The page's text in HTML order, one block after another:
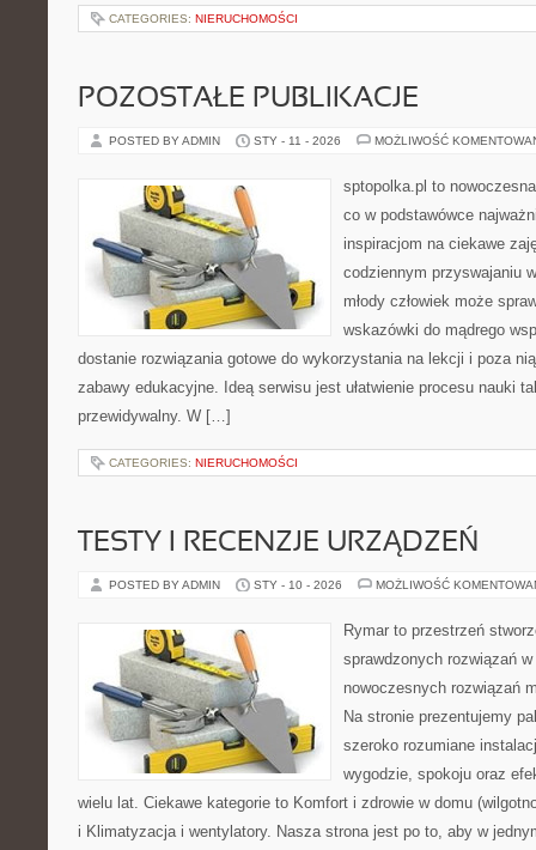
CATEGORIES: NIERUCHOMOŚCI
POZOSTAŁE PUBLIKACJE
POSTED BY ADMIN STY - 11 - 2026 MOŻLIWOŚĆ
sptopolka.pl to
co w podstawówce
inspiracjom na ciekawe
codziennym przyswajaniu
młody człowiek może
wskazówki do mądrego
dostanie rozwiązania gotowe do wykorzystania na lekcji i poza
zabawy edukacyjne. Ideą serwisu jest ułatwienie procesu nauki
przewidywalny. W […]
CATEGORIES: NIERUCHOMOŚCI
TESTY I RECENZJE URZĄDZEŃ
POSTED BY ADMIN STY - 10 - 2026 MOŻLIWOŚĆ
Rymar to przestrzeń
sprawdzonych rozwiązań
nowoczesnych rozwiązań
Na stronie prezentujemy
szeroko rozumiane
wygodzie, spokoju oraz
wielu lat. Ciekawe kategorie to Komfort i zdrowie w domu
i Klimatyzacja i wentylatory. Nasza strona jest po to, aby w